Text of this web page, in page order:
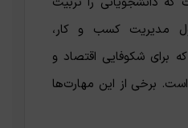
مدیریت کسب و کار،
برای شکوفایی اقتصاد و
برخی از این مهارت‌ها